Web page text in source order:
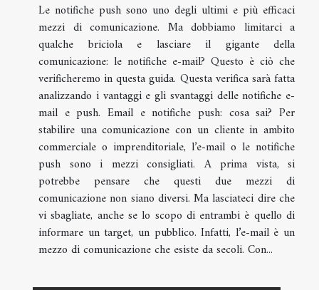
Le notifiche push sono uno degli ultimi e più efficaci
mezzi di comunicazione. Ma dobbiamo limitarci a
qualche briciola e lasciare il gigante della
comunicazione: le notifiche e-mail? Questo è ciò che
verificheremo in questa guida. Questa verifica sarà fatta
analizzando i vantaggi e gli svantaggi delle notifiche e-
mail e push. Email e notifiche push: cosa sai? Per
stabilire una comunicazione con un cliente in ambito
commerciale o imprenditoriale, l’e-mail o le notifiche
push sono i mezzi consigliati. A prima vista, si
potrebbe pensare che questi due mezzi di
comunicazione non siano diversi. Ma lasciateci dire che
vi sbagliate, anche se lo scopo di entrambi è quello di
informare un target, un pubblico. Infatti, l’e-mail è un
mezzo di comunicazione che esiste da secoli. Con...